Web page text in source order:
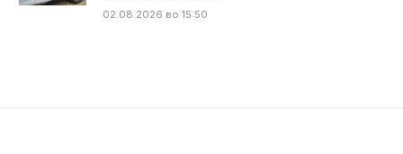
02.08.2026 во 15:50